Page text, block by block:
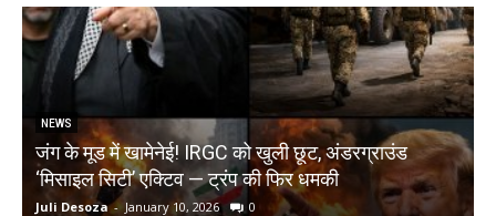
NEWS
जंग के मूड में खामेनेई! IRGC को खुली छूट, अंडरग्राउंड
‘मिसाइल सिटी’ एक्टिव — ट्रंप की फिर धमकी
Juli Desoza - January 10, 2026 0